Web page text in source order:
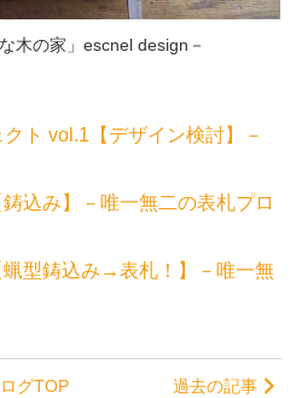
木の家」escnel design－
ト vol.1【デザイン検討】－
込み】－唯一無二の表札プロ
型鋳込み→表札！】－唯一無
グTOP 過去の記事